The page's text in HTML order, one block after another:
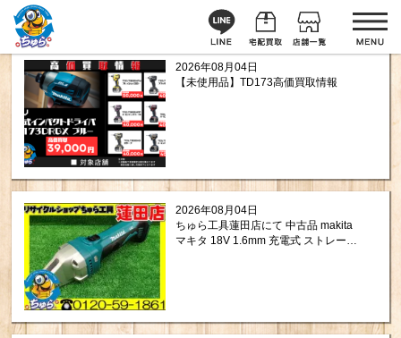
2026年08月04日
【未使用品】TD173高価買取情報
2026年08月04日
ちゅら工具蓮田店にて 中古品 makita
マキタ 18V 1.6mm 充電式 ストレート